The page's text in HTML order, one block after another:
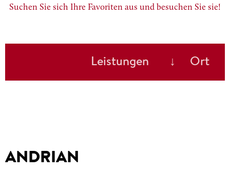
Suchen Sie sich Ihre Favoriten aus und besuchen Sie sie!
Leistungen Ort
ANDRIAN